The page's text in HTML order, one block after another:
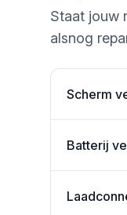
Staat jouw
alsnog
Scherm
Batterij